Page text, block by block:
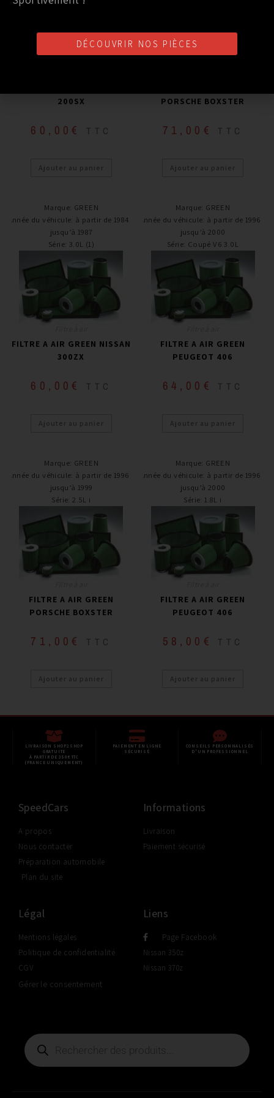
200SX
60,00 € TTC
Ajouter au panier
PORSCHE BOXSTER
71,00 € TTC
Ajouter au panier
Marque: GREEN
Année du véhicule: à partir de 1984 /
jusqu’à 1987
Série: 3.0L (1)
FILTRE A AIR GREEN NISSAN
300ZX
60,00 € TTC
Ajouter au panier
Marque: GREEN
Année du véhicule: à partir de 1996 /
jusqu’à 2000
Série: Coupé V6 3.0L
FILTRE A AIR GREEN
PEUGEOT 406
64,00 € TTC
Ajouter au panier
Marque: GREEN
Année du véhicule: à partir de 1996 /
jusqu’à 1999
Série:2.5L i
FILTRE A AIR GREEN
PORSCHE BOXSTER
71,00 € TTC
Ajouter au panier
Marque: GREEN
Année du véhicule: à partir de 1996 /
jusqu’à 2000
Série:1.8L i
FILTRE A AIR GREEN
PEUGEOT 406
58,00 € TTC
Ajouter au panier
LIVRAISON SHOP2SHOP
GRATUITE
À PARTIR DE 350€ TTC
(FRANCE UNIQUEMENT)
PAIEMENT EN LIGNE
SÉCURISÉ
CONSEILS PERSONNALISÉS
D'UN PROFESSIONNEL
SpeedCars
A propos
Nous contacter
Préparation automobile
Plan du site
Informations
Livraison
Paiement sécurisé
Légal
Mentions légales
Politique de confidentialité
CGV
Gérer le consentement
Liens
Page Facebook
Nissan 350z
Nissan 370z
DÉCOUVRIR NOS PIÈCES